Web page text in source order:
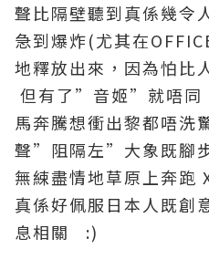
聲比隔壁聽到真係幾令
急到爆炸(尤其在
地釋放出來，因為怕比
但有了”音姬”就唔同
馬奔騰想衝出黎都唔
聲”阻隔左”大象既腳
無綀盡情地草原上奔跑
真係好佩服日本人既創
息相關 :)